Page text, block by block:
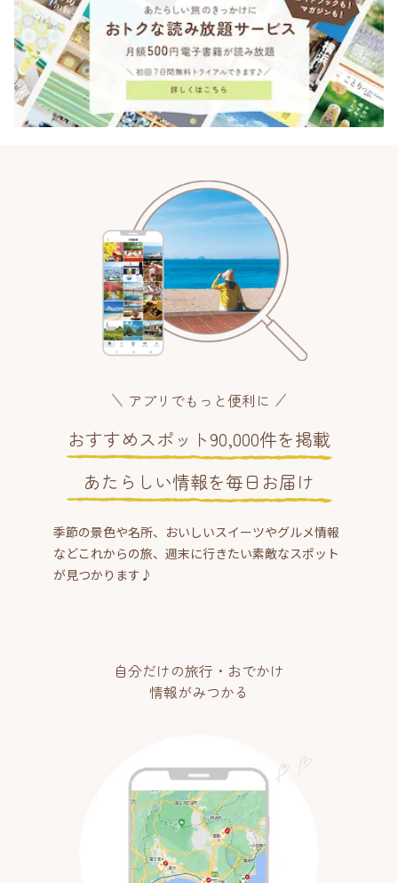
アプリでもっと便利に
おすすめスポット90,000件を掲載
あたらしい情報を毎日お届け
季節の景色や名所、おいしいスイーツやグルメ情報
などこれからの旅、週末に行きたい素敵なスポット
が見つかります♪
自分だけの旅行・おでかけ
情報がみつかる